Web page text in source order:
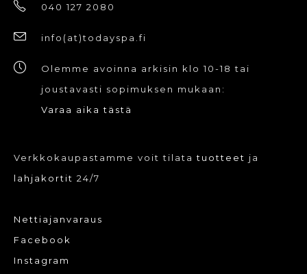
040 127 2080
info(at)todayspa.fi
Olemme avoinna arkisin klo 10-18 tai
joustavasti sopimuksen mukaan:
Varaa aika tästä
Verkkokaupastamme voit tilatatuotteet ja
lahjakortit 24/7
Nettiajanvaraus
Facebook
Instagram